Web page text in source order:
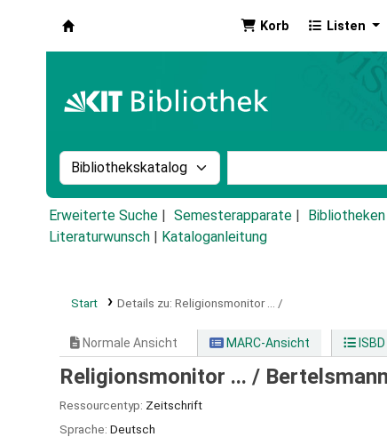
Korb Listen
Suche im Katalog nach:
Erweiterte Suche Semesterapparate Bibliotheken
Literaturwunsch
Kataloganleitung
Start Details zu: Religionsmonitor ... /
Normale Ansicht MARC-Ansicht ISBD
Religionsmonitor ... /
Ressourcentyp: Zeitschrift
Sprache: Deutsch